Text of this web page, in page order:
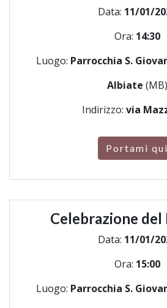
Data: 11/01/
Ora: 14:30
Luogo: Parrocchia S.
Albiate (MB)
Indirizzo: via
Portami qui
Celebrazione del
Data: 11/01/
Ora: 15:00
Luogo: Parrocchia S.